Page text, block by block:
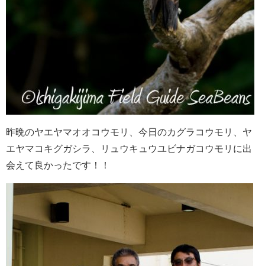
昨晩のヤエヤマオオコウモリ、今日のカグラコウモリ、ヤ
エヤマコキグガシラ、リュウキュウユビナガコウモリに出
会えて良かったです！！